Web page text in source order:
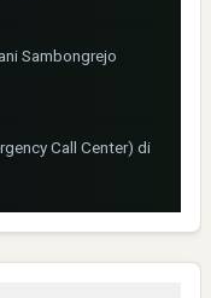
Sambongrejo
Call Center) di